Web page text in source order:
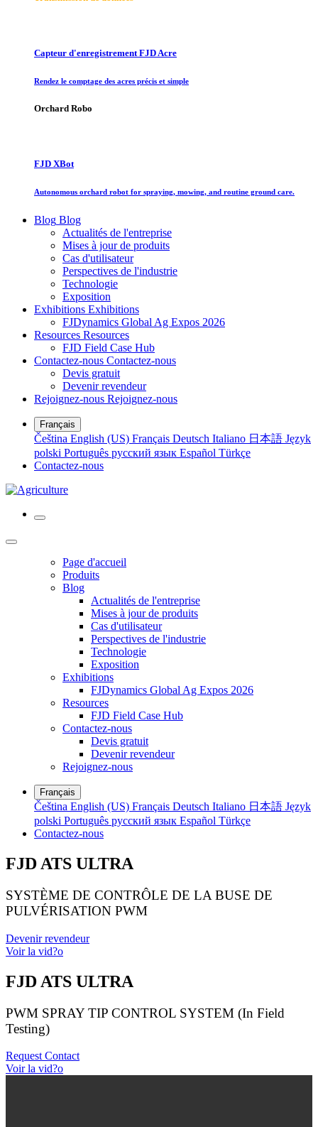
Capteur d'enregistrement FJD Acre
Rendez le comptage des acres précis et simple
Orchard Robo
FJD XBot
Autonomous orchard robot for spraying, mowing, and routine ground care.
Blog Blog
Actualités de l'entreprise
Mises à jour de produits
Cas d'utilisateur
Perspectives de l'industrie
Technologie
Exposition
Exhibitions Exhibitions
FJDynamics Global Ag Expos 2026
Resources Resources
FJD Field Case Hub
Contactez-nous Contactez-nous
Devis gratuit
Devenir revendeur
Rejoignez-nous Rejoignez-nous
Français
Čeština English (US) Français Deutsch Italiano 日本語 Język
polski Português русский язык Español Türkçe
Contactez-nous
Page d'accueil
Produits
Blog
Actualités de l'entreprise
Mises à jour de produits
Cas d'utilisateur
Perspectives de l'industrie
Technologie
Exposition
Exhibitions
FJDynamics Global Ag Expos 2026
Resources
FJD Field Case Hub
Contactez-nous
Devis gratuit
Devenir revendeur
Rejoignez-nous
Français
Čeština English (US) Français Deutsch Italiano 日本語 Język
polski Português русский язык Español Türkçe
Contactez-nous
FJD ATS ULTRA
SYSTÈME DE CONTRÔLE DE LA BUSE DE
PULVÉRISATION PWM
Devenir revendeur
Voir la vid?o
FJD ATS ULTRA
PWM SPRAY TIP CONTROL SYSTEM (In Field
Testing)
Request Contact
Voir la vid?o